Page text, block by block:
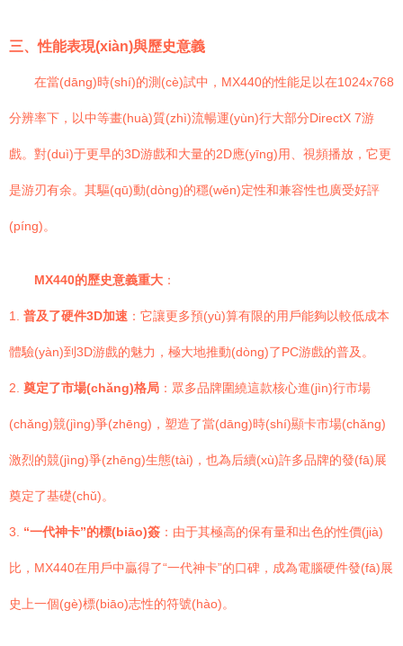
三、性能表現(xiàn)與歷史意義
在當(dāng)時(shí)的測(cè)試中，MX440的性能足以在1024x768
分辨率下，以中等畫(huà)質(zhì)流暢運(yùn)行大部分DirectX 7游
戲。對(duì)于更早的3D游戲和大量的2D應(yīng)用、視頻播放，它更
是游刃有余。其驅(qū)動(dòng)的穩(wěn)定性和兼容性也廣受好評
(píng)。
MX440的歷史意義重大 ：
1. 普及了硬件3D加速 ：它讓更多預(yù)算有限的用戶能夠以較低成本
體驗(yàn)到3D游戲的魅力，極大地推動(dòng)了PC游戲的普及。
2. 奠定了市場(chǎng)格局 ：眾多品牌圍繞這款核心進(jìn)行市場
(chǎng)競(jìng)爭(zhēng)，塑造了當(dāng)時(shí)顯卡市場(chǎng)
激烈的競(jìng)爭(zhēng)生態(tài)，也為后續(xù)許多品牌的發(fā)展
奠定了基礎(chǔ)。
3. “一代神卡”的標(biāo)簽 ：由于其極高的保有量和出色的性價(jià)
比，MX440在用戶中贏得了“一代神卡”的口碑，成為電腦硬件發(fā)展
史上一個(gè)標(biāo)志性的符號(hào)。